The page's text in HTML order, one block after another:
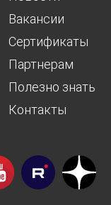
Вакансии
Сертификаты
Партнерам
Полезно знать
Контакты